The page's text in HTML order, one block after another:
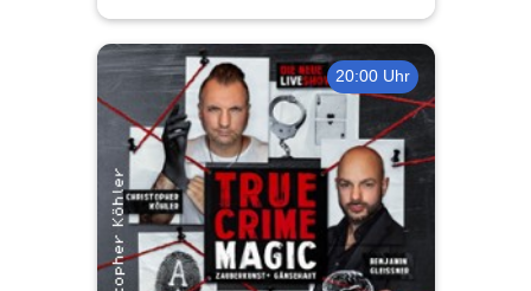
20:00 Uhr